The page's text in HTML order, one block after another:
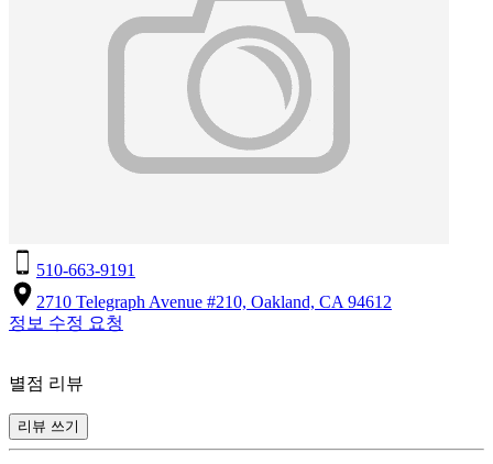
510-663-9191
2710 Telegraph Avenue #210, Oakland, CA 94612
정보 수정 요청
별점 리뷰
리뷰 쓰기